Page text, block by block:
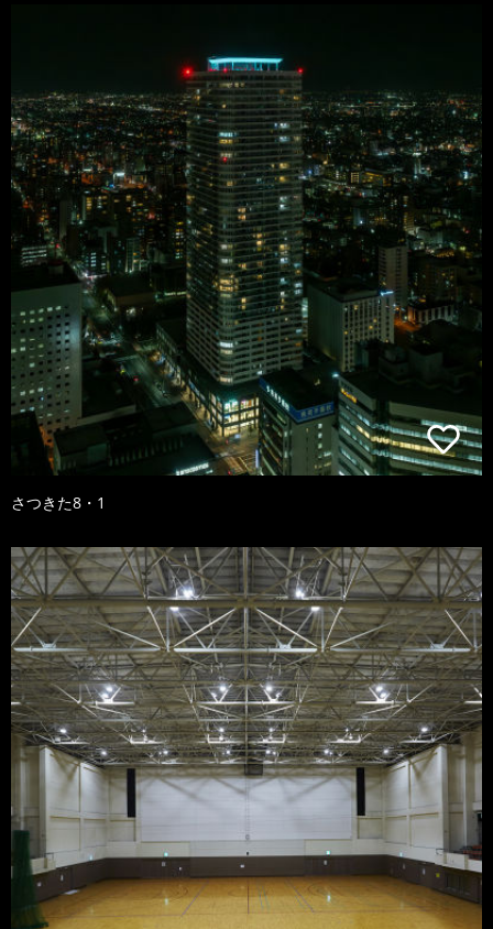
さつきた8・1